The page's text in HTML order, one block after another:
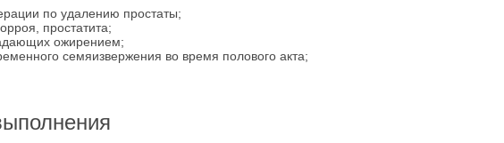
по удалению простаты;
простатита;
ожирением;
семяизвержения во время полового акта;